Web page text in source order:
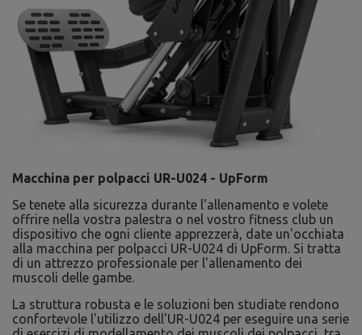
Macchina per polpacci UR-U024 - UpForm
Se tenete alla sicurezza durante l'allenamento e volete
offrire nella vostra palestra o nel vostro fitness club un
dispositivo che ogni cliente apprezzerà, date un'occhiata
alla macchina per polpacci UR-U024 di UpForm. Si tratta
di un attrezzo professionale per l'allenamento dei
muscoli delle gambe.
La struttura robusta e le soluzioni ben studiate rendono
confortevole l'utilizzo dell'UR-U024 per eseguire una serie